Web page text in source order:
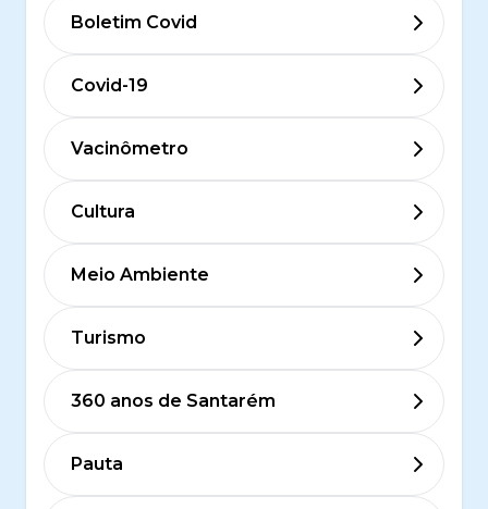
Boletim Covid
Covid-19
Vacinômetro
Cultura
Meio Ambiente
Turismo
360 anos de Santarém
Pauta